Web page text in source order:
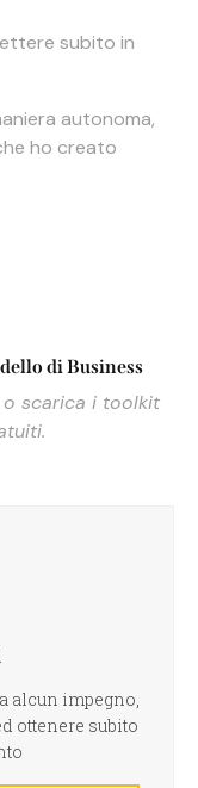
subito in
autonoma,
ho creato
di Business
scarica i toolkit
alcun impegno,
ottenere subito